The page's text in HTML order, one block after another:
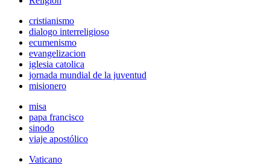
cristianismo
dialogo interreligioso
ecumenismo
evangelizacion
iglesia catolica
jornada mundial de la juventud
misionero
misa
papa francisco
sinodo
viaje apostólico
Vaticano